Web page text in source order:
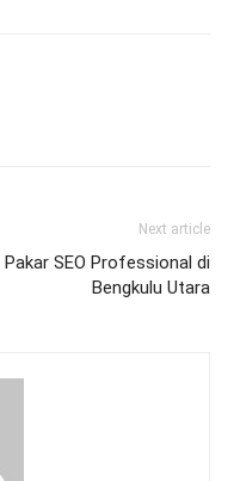
Next article
Pakar SEO Professional di
Bengkulu Utara